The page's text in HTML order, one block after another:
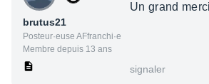
brutus21
Posteur·euse AFfranchi·e
Membre depuis 13 ans
Un grand
signaler